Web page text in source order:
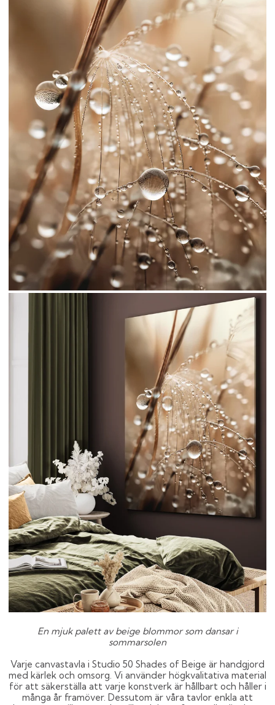
En mjuk palett av beige blommor som dansar i
sommarsolen
Varje canvastavla i Studio 50 Shades of Beige är handgjord
med kärlek och omsorg. Vi använder högkvalitativa material
för att säkerställa att varje konstverk är hållbart och håller i
många år framöver. Dessutom är våra tavlor enkla att